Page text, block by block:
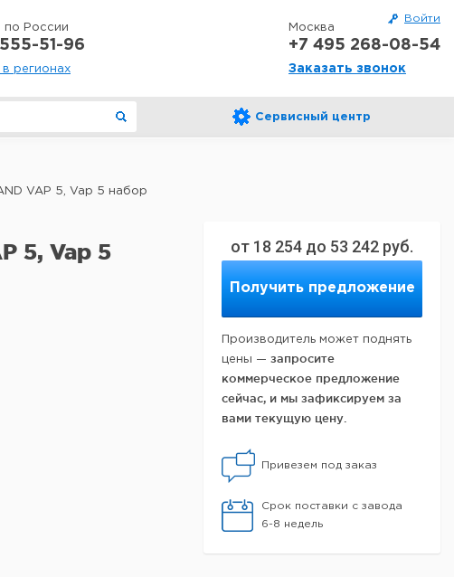
Войти
по России
51-96
регионах
Москва
+7 495 268-08-54
Заказать звонок
Сервисный центр
VAP 5, Vap 5 набор
от 18 254 до 53 242 руб.
Получить предложение
Производитель может поднять
цены — запросите
коммерческое предложение
сейчас, и мы зафиксируем за
вами текущую цену.
Привезем под заказ
Срок поставки с завода
6-8 недель
5, Vap 5